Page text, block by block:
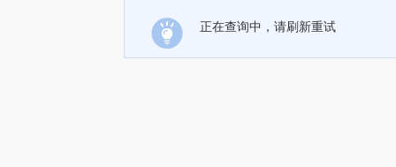
正在查询中，请刷新重试